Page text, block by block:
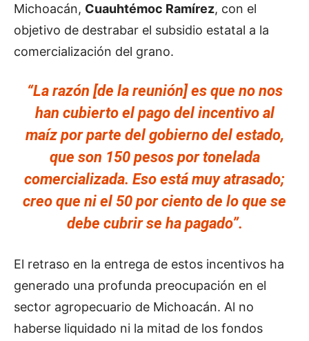
Michoacán, Cuauhtémoc Ramírez, con el
objetivo de destrabar el subsidio estatal a la
comercialización del grano.
“La razón [de la reunión] es que no nos
han cubierto el pago del incentivo al
maíz por parte del gobierno del estado,
que son 150 pesos por tonelada
comercializada. Eso está muy atrasado;
creo que ni el 50 por ciento de lo que se
debe cubrir se ha pagado”.
El retraso en la entrega de estos incentivos ha
generado una profunda preocupación en el
sector agropecuario de Michoacán. Al no
haberse liquidado ni la mitad de los fondos